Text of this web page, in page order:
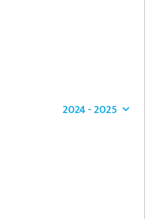
2024 - 2025